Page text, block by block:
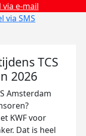
e-mail
via SMS
TCS
2026
Amsterdam
KWF voor
Dat is heel